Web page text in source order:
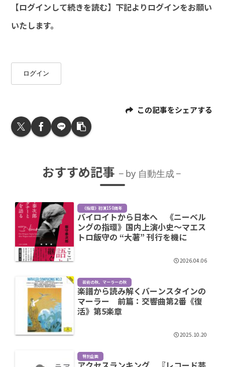
【ログインして続きを読む】下記よりログインをお願い
いたします。
ログイン
この記事をシェアする
おすすめ記事 by 自動生成
《指環》初演150周年
バイロイトから日本へ 《ニーベル
ングの指環》国内上演小史～マエス
トロ飯守の “大著” 刊行を機に
2026.04.06
芸術の秋、マーラーの秋
楽譜から読み解くバーンスタインの
マーラー 前篇：交響曲第2番《復
活》第5楽章
2025.10.20
特別企画